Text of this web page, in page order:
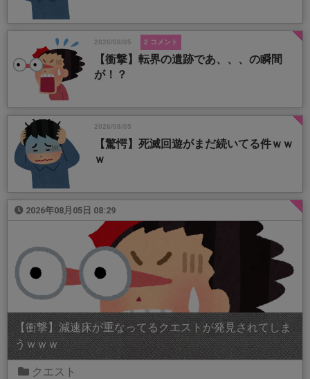
2026/08/05 2 コメント
【衝撃】転界の遺跡であ、、、の瞬間
が！？
2026/08/05
【驚愕】死滅回遊がまだ続いてる件ｗｗ
ｗ
2026年08月05日 08:29
【衝撃】減速床が重なってるクエストが発見されてしま
うｗｗｗ
クエスト